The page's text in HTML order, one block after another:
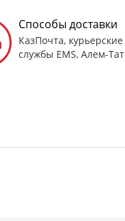
Способы доставки
КазПочта, курьерские
службы EMS, Алем-Тат